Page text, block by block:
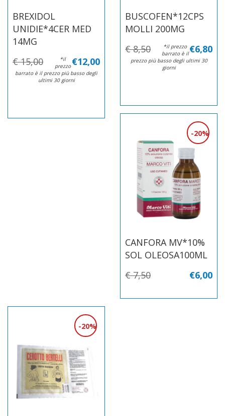
BREXIDOL
UNIDIE*4CER MED
14MG
€ 15,00 €12,00
*il
prezzo
barrato è il prezzo più basso degli
ultimi 30 giorni
BUSCOFEN*12CPS
MOLLI 200MG
€ 8,50 €6,80
*il prezzo
barrato è il
prezzo più basso degli ultimi 30
giorni
CANFORA MV*10%
SOL OLEOSA100ML
20%
€ 7,50 €6,00
20%